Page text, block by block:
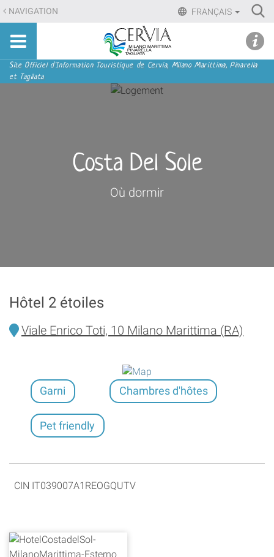
Aller
au
contenu.
Aller
à
FRANÇAIS
NAVIGATION
Sito
turistico
ufficiale
Cervia,
Tagliata
Navigation
Site Officiel d'Information Touristique de Cervia, Milano Marittima, Pinarella
et Tagliata
Costa Del Sole
Où dormir
Hôtel 2 étoiles
Viale Enrico Toti, 10 Milano Marittima (RA)
Garni Chambres d'hôtes
Pet friendly
CIN IT039007A1REOGQUTV
menu